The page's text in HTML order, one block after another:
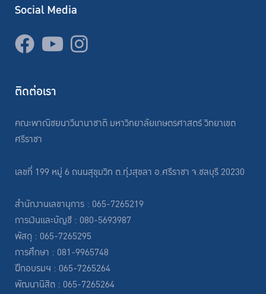
Social Media
ติดต่อเรา
คณะพาณิชยนาวีนานาชาติ มหาวิทยาลัยเกษตรศาสตร์ วิทยาเขต
ศรีราชา
เลขที่ 199 หมู่ 6 ถนนสุขุมวิท ต.ทุ่งสุขลา อ.ศรีราชา จ.ชลบุรี 20230
สำนักงานเลขานุการ : 065-7265219
การเงินและบัญชี : 080-5693987
พัสดุ : 065-7265295
การศึกษา : 081-9965748
ฝึกอบรมฯ : 065-7265264
พัฒนานิสิต : 065-7265264